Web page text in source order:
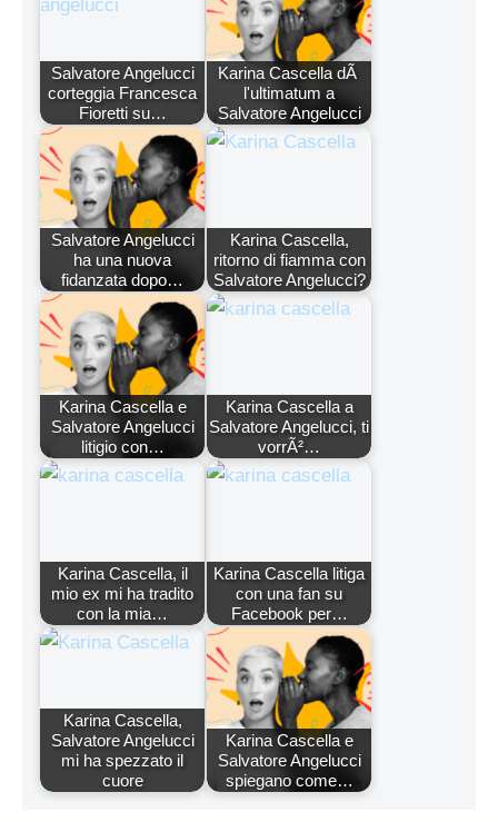
Salvatore Angelucci
corteggia Francesca
Fioretti su…
Karina Cascella dÃ
l'ultimatum a
Salvatore Angelucci
Salvatore Angelucci
ha una nuova
fidanzata dopo…
Karina Cascella,
ritorno di fiamma con
Salvatore Angelucci?
Karina Cascella e
Salvatore Angelucci
litigio con…
Karina Cascella a
Salvatore Angelucci, ti
vorrÃ²…
Karina Cascella, il
mio ex mi ha tradito
con la mia…
Karina Cascella litiga
con una fan su
Facebook per…
Karina Cascella,
Salvatore Angelucci
mi ha spezzato il
cuore
Karina Cascella e
Salvatore Angelucci
spiegano come…